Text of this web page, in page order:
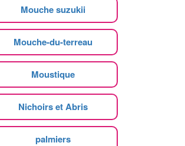
Mouche suzukii
Mouche-du-terreau
Moustique
Nichoirs et Abris
palmiers